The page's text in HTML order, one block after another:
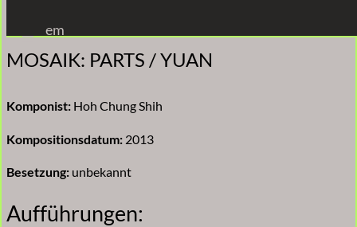
Inhalt
springen
em
MOSAIK: PARTS / YUAN
Komponist: Hoh Chung Shih
Kompositionsdatum: 2013
Besetzung: unbekannt
Aufführungen: